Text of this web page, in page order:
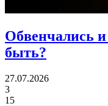
Обвенчались
быть?
27.07.2026
3
15